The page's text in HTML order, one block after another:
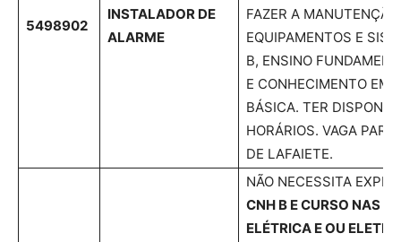
5498902
INSTALADOR DE
ALARME
FAZER A
EQUIPAMENTOS E
B, ENSINO
E CONHECIMENTO EM
BÁSICA. TER
HORÁRIOS. VAGA
DE LAFAIETE.
NÃO NECESSITA
CNH B E CURSO NAS
ELÉTRICA E OU